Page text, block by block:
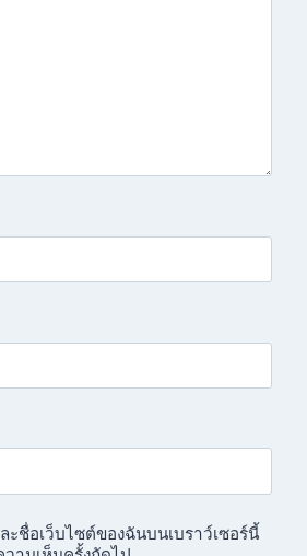
ะชื่อเว็บไซต์ของฉันบนเบราว์เซอร์นี้